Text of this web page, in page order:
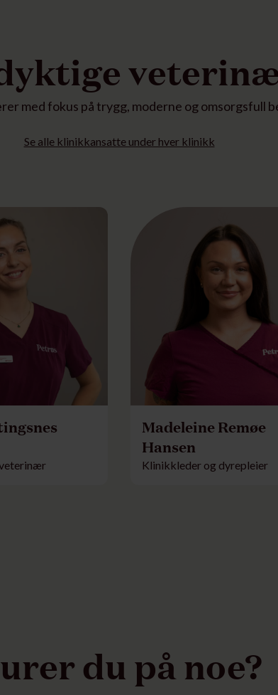
med fokus på trygg, moderne og omsorgsfull
Se alle klinikkansatte under hver klinikk
Madeleine Remøe
Hansen
Klinikkleder og dyrepleier
du på noe?